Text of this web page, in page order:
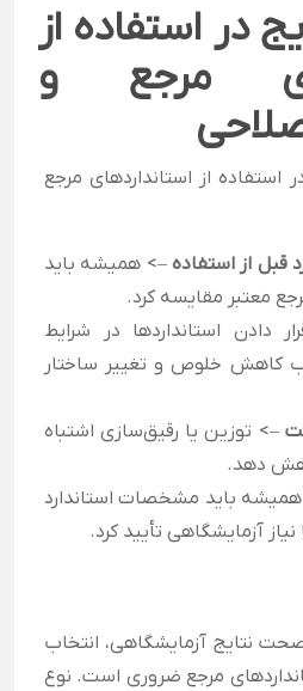
در استفاده از
مرجع و
استفاده از استانداردهای مرجع
قبل از استفاده –> همیشه باید
معتبر مقایسه کرد.
دادن استانداردها در شرایط
کاهش خلوص و تغییر ساختار
–> توزین یا رقیق‌سازی اشتباه
دهد.
باید مشخصات استاندارد
آزمایشگاهی تأیید کرد.
نتایج آزمایشگاهی، انتخاب
مرجع ضروری است. نوع